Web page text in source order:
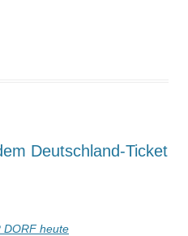
Deutschland-Ticket
DORF heute